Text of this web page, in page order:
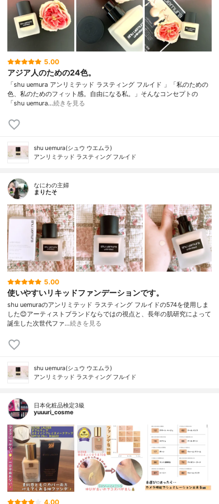
5.00
アジア人のための24色。
「shu uemura アンリミテッド ラスティング フルイド 」「私のための
色、私のためのフィット感。自由になる私。」そんなコンセプトの
「shu uemura…続きを見る
shu uemura(シュウ ウエムラ)
アンリミテッド ラスティング フルイド
なにわの主婦
まりたそ
5.00
使いやすいリキッドファンデーションです。
shu uemuraのアンリミテッド ラスティング フルイドの574を使用しま
した😊アーティストブランドならではの視点と、長年の肌研究によって
誕生した次世代ファ…続きを見る
shu uemura(シュウ ウエムラ)
アンリミテッド ラスティング フルイド
日本化粧品検定3級
yuuuri_cosme
4.00